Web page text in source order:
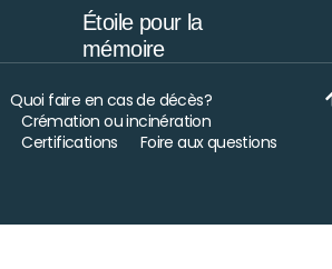
Étoile pour la
mémoire
Quoi faire en cas de décès?
Crémation ou incinération
Certifications
Foire aux questions